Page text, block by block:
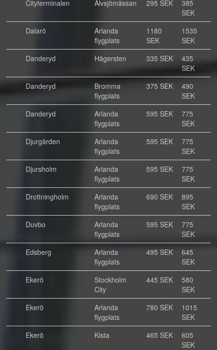
Cityterminalen
Älvsjömässan 295 SEK
385
SEK
Dalarö
Arlanda
flygplats
1180
SEK
1535
SEK
Danderyd
Hägersten 335 SEK
435
SEK
Danderyd
Bromma
flygplats
375 SEK
490
SEK
Danderyd
Arlanda
flygplats
595 SEK
775
SEK
Djurgården
Arlanda
flygplats
595 SEK
775
SEK
Djursholm
Arlanda
flygplats
595 SEK
775
SEK
Drottningholm
Arlanda
flygplats
690 SEK
895
SEK
Duvbo
Arlanda
flygplats
595 SEK
775
SEK
Edsberg
Arlanda
flygplats
495 SEK
645
SEK
Ekerö
Stockholm
City
445 SEK
580
SEK
Ekerö
Arlanda
flygplats
780 SEK
1015
SEK
Ekerö
Kista 465 SEK
605
SEK